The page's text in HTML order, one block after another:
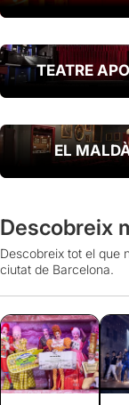
TEATRE
EL
Descobreix
Descobreix tot el que
ciutat de Barcelona.